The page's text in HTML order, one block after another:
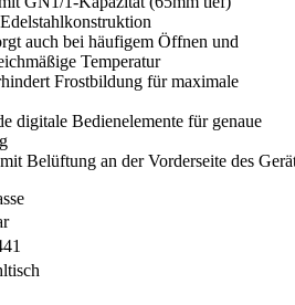
auch bei häufigem Öffnen und
Temperatur
Frostbildung für maximale
digitale Bedienelemente für genaue
Belüftung an der Vorderseite des